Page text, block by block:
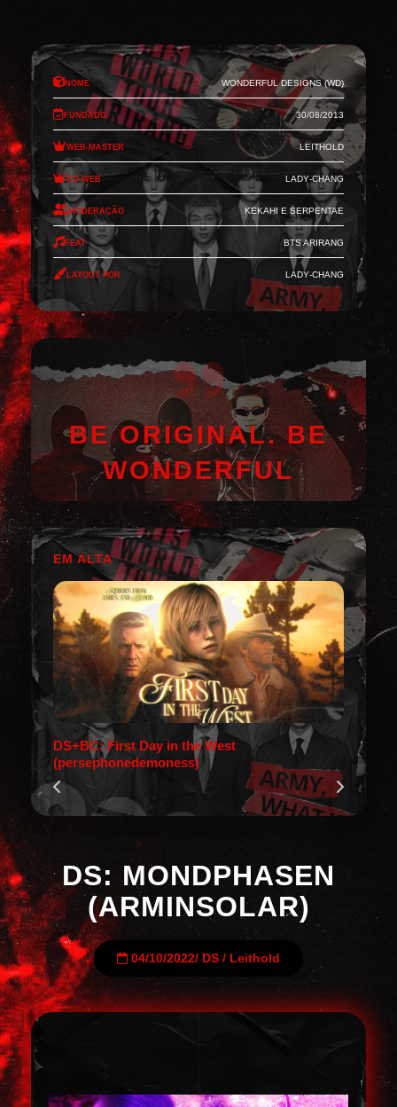
Nome Wonderful Designs (WD)
Fundado 30/08/2013
Web-Master Leithold
Co-Web Lady-Chang
Moderação Kekahi e Serpentae
Feat BTS Arirang
Layout por Lady-Chang
BE ORIGINAL. BE
WONDERFUL
EM ALTA
DS+BC: First Day in the West
(persephonedemoness)
DS: MONDPHASEN
(ARMINSOLAR)
04/10/2022/ DS / Leithold